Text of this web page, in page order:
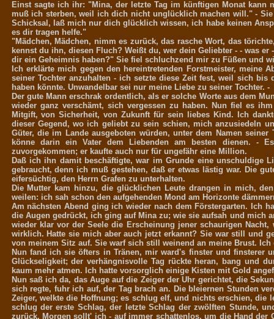
Einst sagte ich ihr: "Mina, der letzte Tag im künftigen Monat
muß ich sterben, weil ich dich nicht unglücklich machen will." -
Schicksal, laß mich nur dich glücklich wissen, ich habe keinen
es dir tragen helfe."
"Mädchen, Mädchen, nimm es zurück, das rasche Wort, das
kennst du ihn, diesen Fluch? Weißt du, wer dein Geliebter - - was
dir ein Geheimnis haben?" Sie fiel schluchzend mir zu Füßen und
Ich erklärte mich gegen den hereintretenden Forstmeister, meine
seiner Tochter anzuhalten - ich setzte diese Zeit fest, weil sich
haben könnte. Unwandelbar sei nur meine Liebe zu seiner Tochter. -
Der gute Mann erschrak ordentlich, als er solche Worte aus dem
wieder ganz verschämt, sich vergessen zu haben. Nun fiel es
Mitgift, von Sicherheit, von Zukunft für sein liebes Kind. Ich
dieser Gegend, wo ich geliebt zu sein schien, mich anzusiedeln
Güter, die im Lande ausgeboten würden, unter dem Namen
könne darin ein Vater dem Liebenden am besten dienen.
zuvorgekommen; er kaufte auch nur für ungefähr eine Million.
Daß ich ihn damit beschäftigte, war im Grunde eine
gebraucht, denn ich muß gestehen, daß er etwas lästig war. Die
eifersüchtig, den Herrn Grafen zu unterhalten.
Die Mutter kam hinzu, die glücklichen Leute drangen in mich,
weilen: ich sah schon den aufgehenden Mond am Horizonte
Am nächsten Abend ging ich wieder nach dem Förstergarten. Ich
die Augen gedrückt, ich ging auf Mina zu; wie sie aufsah und mich
wieder klar vor der Seele die Erscheinung jener schaurigen
wirklich. Hatte sie mich aber auch jetzt erkannt? Sie war still und
von meinem Sitz auf. Sie warf sich still weinend an meine Brust. Ich
Nun fand ich sie öfters in Tränen, mir ward's finster und finsterer
Glückseligkeit; der verhängnisvolle Tag rückte heran, bang und
kaum mehr atmen. Ich hatte vorsorglich einige Kisten mit Gold
Nun saß ich da, das Auge auf die Zeiger der Uhr gerichtet, die
sich regte, fuhr ich auf, der Tag brach an. Die bleiernen Stunden
Zeiger, welkte die Hoffnung; es schlug elf, und nichts erschien,
schlug der erste Schlag, der letzte Schlag der zwölften Stunde,
zurück. Morgen sollt' ich - auf immer schattenlos, um die Hand